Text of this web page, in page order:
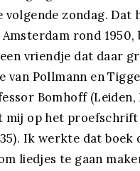
zondag.
rond 1950,
vriendje dat daar
van Pollmann en
Bomhoff
mij op het proefschrift
Ik werkte dat
liedjes te gaan